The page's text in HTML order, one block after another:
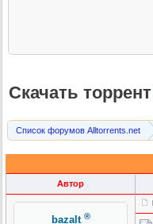
Скачать торрент
Список форумов Alltorrents.net
Автор
bazalt ®